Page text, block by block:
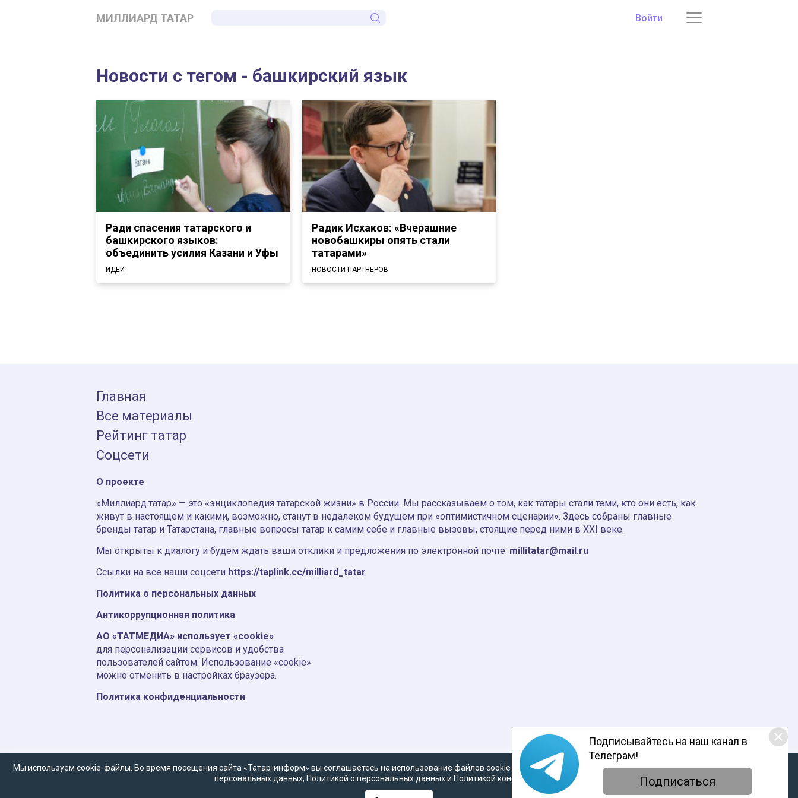
МИЛЛИАРД ТАТАР Войти
Новости с тегом - башкирский язык
Ради спасения татарского и
башкирского языков:
объединить усилия Казани и Уфы
ИДЕИ
Радик Исхаков: «Вчерашние
новобашкиры опять стали
татарами»
НОВОСТИ ПАРТНЕРОВ
Главная
Все материалы
Рейтинг татар
Соцсети
О проекте
«Миллиард.татар» — это «энциклопедия татарской жизни» в России. Мы рассказываем о том, как татары стали теми, кто они есть, как
живут в настоящем и какими, возможно, станут в недалеком будущем при «оптимистичном сценарии». Здесь собраны главные
бренды татар и Татарстана, главные вопросы татар к самим себе и главные вызовы, стоящие перед ними в XXI веке.
Мы открыты к диалогу и будем ждать ваши отклики и предложения по электронной почте: millitatar@mail.ru
Ссылки на все наши соцсети https://taplink.cc/milliard_tatar
Политика о персональных данных
Антикоррупционная политика
АО «ТАТМЕДИА» использует «cookie»
для персонализации сервисов и удобства
пользователей сайтом. Использование «cookie»
можно отменить в настройках браузера.
Политика конфиденциальности
Мы используем cookie-файлы. Во время посещения сайта «Татар-информ» вы соглашаетесь на использование файлов cookie в соответствии с настоящим уведомлением, согласием наобработку
персональных данных, Политикой о персональных данныхи Политикой конфиденциальности
Подписывайтесь на наш канал в
Телеграм!
Подписаться